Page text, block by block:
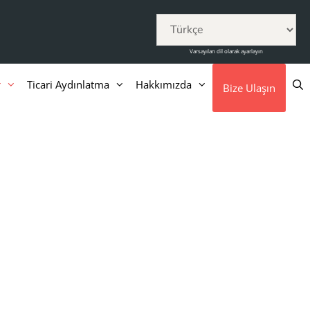
Varsayılan dil olarak ayarlayın
Ticari Aydınlatma Hakkımızda Bize Ulaşın